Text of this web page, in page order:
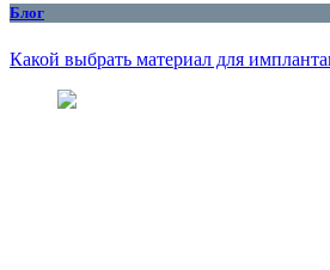
Блог
Какой выбрать материал для